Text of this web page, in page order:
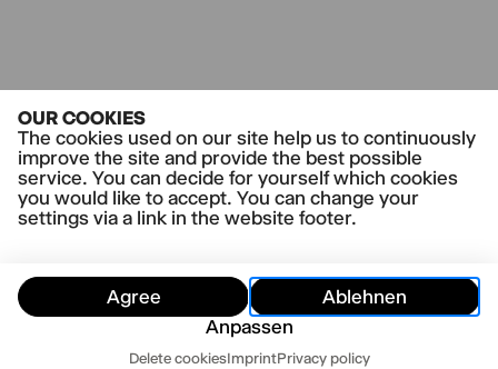
OUR COOKIES
The cookies used on our site help us to continuously
improve the site and provide the best possible
service. You can decide for yourself which cookies
you would like to accept. You can change your
settings via a link in the website footer.
Agree
Ablehnen
Anpassen
Delete cookiesImprintPrivacy policy
Heute Nacht um 03.34 Uhr